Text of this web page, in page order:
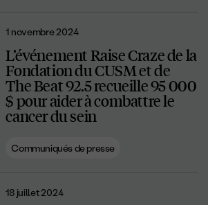
1 novembre 2024
L’événement Raise Craze de la
Fondation du CUSM et de
The Beat 92.5 recueille 95 000
$ pour aider à combattre le
cancer du sein
Communiqués de presse
18 juillet 2024